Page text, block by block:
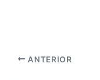
ANTERIOR